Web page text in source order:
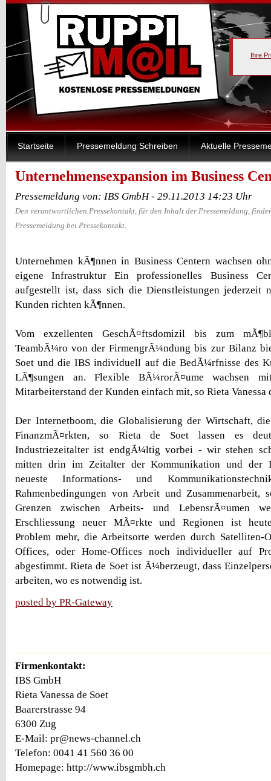
Ihre
Startseite Pressemeldung Schreiben Aktuelle
Unternehmensexpansion im Business
Pressemeldung von: IBS GmbH - 29.11.2013 14:23 Uhr
Den verantwortlichen Pressekontakt, für den Inhalt der Pressemeldung,
Pressemeldung bei Pressekontakt.
Unternehmen kÃ¶nnen in Business Centern wachsen
eigene Infrastruktur Ein professionelles Business
aufgestellt ist, dass sich die Dienstleistungen jederzeit
Kunden richten kÃ¶nnen.
Vom exzellenten GeschÃ¤ftsdomizil bis zum
TeambÃ¼ro von der FirmengrÃ¼ndung bis zur Bilanz
Soet und die IBS individuell auf die BedÃ¼rfnisse des
LÃ¶sungen an. Flexible BÃ¼rorÃ¤ume wachsen
Mitarbeiterstand der Kunden einfach mit, so Rieta Vanessa
Der Internetboom, die Globalisierung der Wirtschaft,
FinanzmÃ¤rkten, so Rieta de Soet lassen es
Industriezeitalter ist endgÃ¼ltig vorbei - wir stehen
mitten drin im Zeitalter der Kommunikation und der
neueste Informations- und
Rahmenbedingungen von Arbeit und Zusammenarbeit,
Grenzen zwischen Arbeits- und LebensrÃ¤umen
Erschliessung neuer MÃ¤rkte und Regionen ist
Problem mehr, die Arbeitsorte werden durch Satelliten-
Offices, oder Home-Offices noch individueller auf
abgestimmt. Rieta de Soet ist Ã¼berzeugt, dass
arbeiten, wo es notwendig ist.
posted by PR-Gateway
Firmenkontakt:
IBS GmbH
Rieta Vanessa de Soet
Baarerstrasse 94
6300 Zug
E-Mail: pr@news-channel.ch
Telefon: 0041 41 560 36 00
Homepage: http://www.ibsgmbh.ch